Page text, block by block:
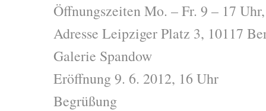
Öffnungszeiten Mo. – Fr. 9 – 17
Adresse Leipziger Platz 3, 10117
Galerie Spandow
Eröffnung 9. 6. 2012, 16 Uhr
Begrüßung